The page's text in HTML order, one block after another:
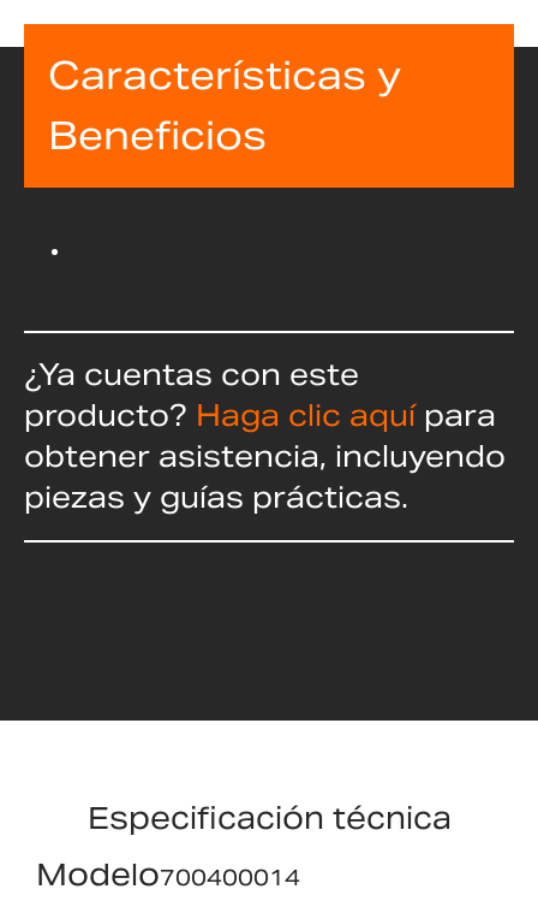
Características y
Beneficios
¿Ya cuentas con este
producto? Haga clic aquí para
obtener asistencia, incluyendo
piezas y guías prácticas.
Especificación técnica
Modelo700400014